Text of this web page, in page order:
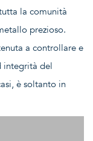
la comunità
prezioso.
a controllare e
integrità del
è soltanto in